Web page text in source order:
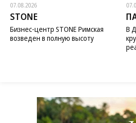
07.08.2026
STONE
Бизнес-центр STONE Римская
возведен в полную высоту
В